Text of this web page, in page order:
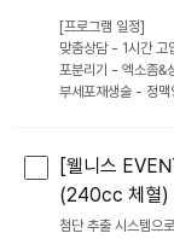
[프로그램 일정]
맞춤상담 - 1시간 고
포분리기 - 엑소좀&
부세포재생술 - 정
[웰니스
(240cc 체혈)
첨단 추출 시스템으